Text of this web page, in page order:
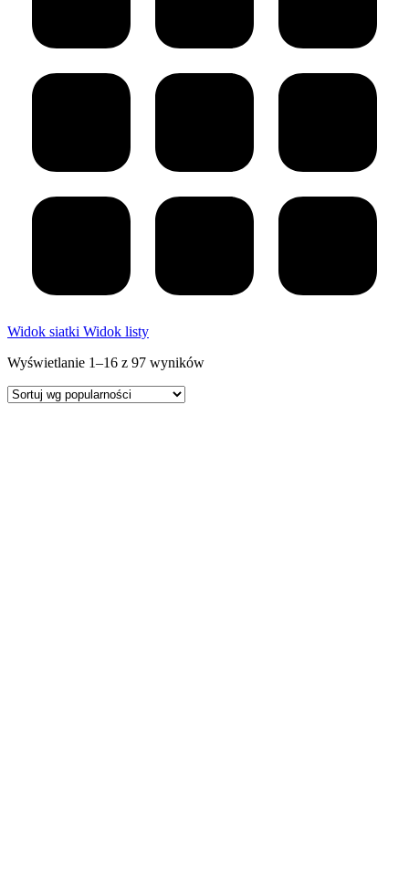
Widok siatki Widok listy
Wyświetlanie 1–16 z 97 wynikówPosortowane